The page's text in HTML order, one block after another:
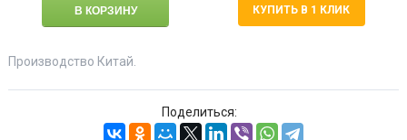
КУПИТЬ В 1 КЛИК
Производство Китай.
Поделиться: